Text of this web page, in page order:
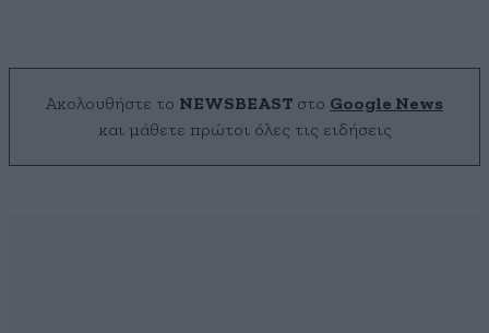
Ακολουθήστε το NEWSBEAST στο Google News
και μάθετε πρώτοι όλες τις ειδήσεις